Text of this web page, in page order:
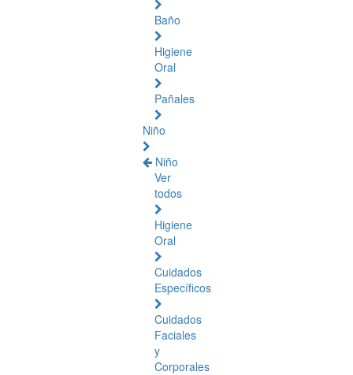
Baño
Higiene
Oral
Pañales
Niño
Niño
Ver
todos
Higiene
Oral
Cuidados
Específicos
Cuidados
Faciales
y
Corporales